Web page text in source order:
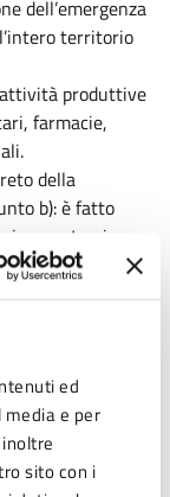
ed
e per
sito con i
dell’emergenza
territorio
produttive
farmacie,
della
b): è fatto
o spostarsi, con
diverso
salvo che per
1, comma
dei
il rientro presso
soppresse.
l’ordinanza